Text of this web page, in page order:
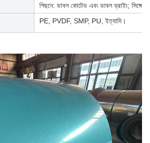
পিছনে: ডাবল কোটেড এবং ডাবল ড্রাইং;
PE, PVDF, SMP, PU, ইত্যাদি।